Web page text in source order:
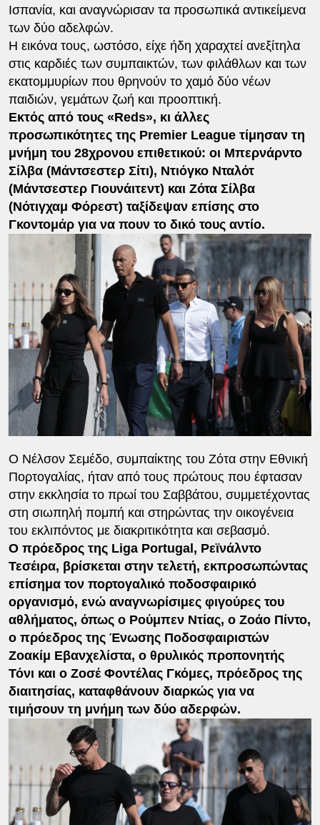
Ισπανία, και αναγνώρισαν τα προσωπικά αντικείμενα
των δύο αδελφών.
Η εικόνα τους, ωστόσο, είχε ήδη χαραχτεί ανεξίτηλα
στις καρδιές των συμπαικτών, των φιλάθλων και των
εκατομμυρίων που θρηνούν το χαμό δύο νέων
παιδιών, γεμάτων ζωή και προοπτική.
Εκτός από τους «Reds», κι άλλες
προσωπικότητες της Premier League τίμησαν τη
μνήμη του 28χρονου επιθετικού: οι Μπερνάρντο
Σίλβα (Μάντσεστερ Σίτι), Ντιόγκο Νταλότ
(Μάντσεστερ Γιουνάιτεντ) και Ζότα Σίλβα
(Νότιγχαμ Φόρεστ) ταξίδεψαν επίσης στο
Γκοντομάρ για να πουν το δικό τους αντίο.
Ο Νέλσον Σεμέδο, συμπαίκτης του Ζότα στην Εθνική
Πορτογαλίας, ήταν από τους πρώτους που έφτασαν
στην εκκλησία το πρωί του Σαββάτου, συμμετέχοντας
στη σιωπηλή πομπή και στηρώντας την οικογένεια
του εκλιπόντος με διακριτικότητα και σεβασμό.
Ο πρόεδρος της Liga Portugal, Ρεϊνάλντο
Τεσέιρα, βρίσκεται στην τελετή, εκπροσωπώντας
επίσημα τον πορτογαλικό ποδοσφαιρικό
οργανισμό, ενώ αναγνωρίσιμες φιγούρες του
αθλήματος, όπως ο Ρούμπεν Ντίας, ο Ζοάο Πίντο,
ο πρόεδρος της Ένωσης Ποδοσφαιριστών
Ζοακίμ Εβανχελίστα, ο θρυλικός προπονητής
Τόνι και ο Ζοσέ Φοντέλας Γκόμες, πρόεδρος της
διαιτησίας, καταφθάνουν διαρκώς για να
τιμήσουν τη μνήμη των δύο αδερφών.